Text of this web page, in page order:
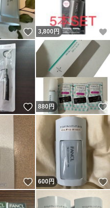
いいね！
3,800 円
いいね！
880円
いいね！
600円